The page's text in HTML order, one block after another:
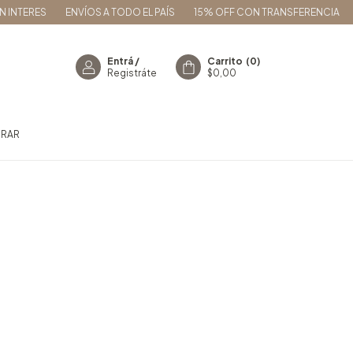
ENVÍOS A TODO EL PAÍS 15% OFF CON TRANSFERENCIA
Entrá /
Registráte
Carrito (0)
$0,00